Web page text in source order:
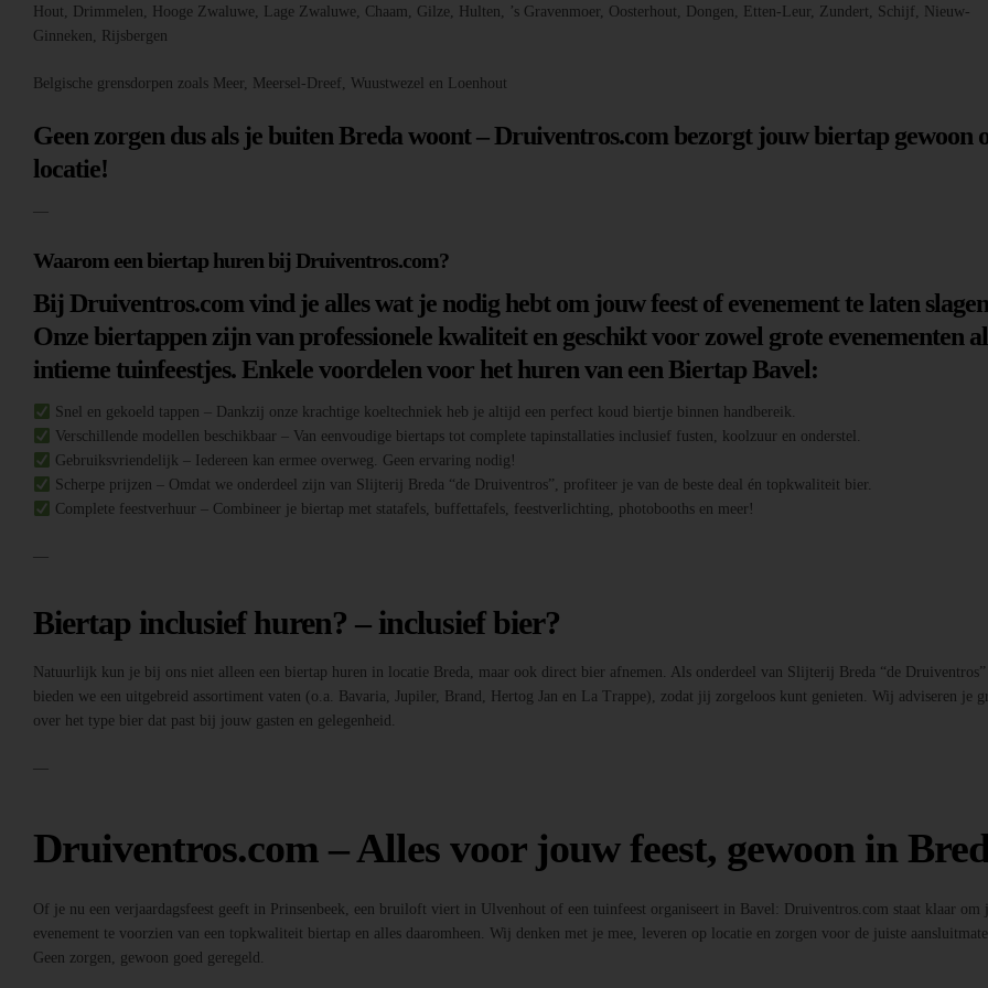
Hout, Drimmelen, Hooge Zwaluwe, Lage Zwaluwe, Chaam, Gilze, Hulten, ’s Gravenmoer, Oosterhout, Dongen, Etten-Leur, Zundert, Schijf, Nieuw-
Ginneken, Rijsbergen
Belgische grensdorpen zoals Meer, Meersel-Dreef, Wuustwezel en Loenhout
Geen zorgen dus als je buiten Breda woont – Druiventros.com bezorgt jouw biertap gewoon
locatie!
—
Waarom een biertap huren bij Druiventros.com?
Bij Druiventros.com vind je alles wat je nodig hebt om jouw feest of evenement te laten
Onze biertappen zijn van professionele kwaliteit en geschikt voor zowel grote evenementen
intieme tuinfeestjes. Enkele voordelen voor het huren van een Biertap Bavel:
Snel en gekoeld tappen – Dankzij onze krachtige koeltechniek heb je altijd een perfect koud biertje binnen handbereik.
Verschillende modellen beschikbaar – Van eenvoudige biertaps tot complete tapinstallaties inclusief fusten, koolzuur en onderstel.
Gebruiksvriendelijk – Iedereen kan ermee overweg. Geen ervaring nodig!
Scherpe prijzen – Omdat we onderdeel zijn van Slijterij Breda “de Druiventros”, profiteer je van de beste deal én topkwaliteit bier.
Complete feestverhuur – Combineer je biertap met statafels, buffettafels, feestverlichting, photobooths en meer!
—
Biertap inclusief huren? – inclusief bier?
Natuurlijk kun je bij ons niet alleen een biertap huren in locatie Breda, maar ook direct bier afnemen. Als onderdeel van Slijterij Breda “de Druiventros”
bieden we een uitgebreid assortiment vaten (o.a. Bavaria, Jupiler, Brand, Hertog Jan en La Trappe), zodat jij zorgeloos kunt genieten. Wij adviseren je
over het type bier dat past bij jouw gasten en gelegenheid.
—
Druiventros.com – Alles voor jouw feest, gewoon in
Of je nu een verjaardagsfeest geeft in Prinsenbeek, een bruiloft viert in Ulvenhout of een tuinfeest organiseert in Bavel: Druiventros.com staat klaar om
evenement te voorzien van een topkwaliteit biertap en alles daaromheen. Wij denken met je mee, leveren op locatie en zorgen voor de juiste
Geen zorgen, gewoon goed geregeld.